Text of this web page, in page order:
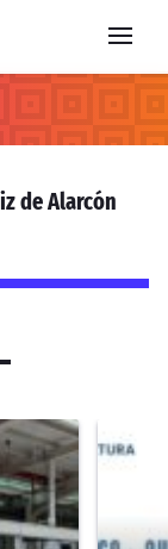
de Alarcón